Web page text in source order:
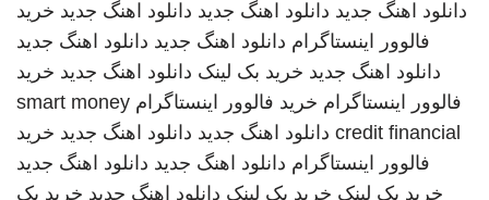
دانلود اهنگ جدید دانلود اهنگ جدید دانلود اهنگ جدید خرید
فالوور اینستاگرام دانلود اهنگ جدید دانلود اهنگ جدید
دانلود اهنگ جدید خرید بک لینک دانلود اهنگ جدید خرید
فالوور اینستاگرام خرید فالوور اینستاگرام smart money
credit financial دانلود اهنگ جدید دانلود اهنگ جدید خرید
فالوور اینستاگرام دانلود اهنگ جدید دانلود اهنگ جدید
خرید بک لینک خرید بک لینک دانلود اهنگ جدید خرید بک